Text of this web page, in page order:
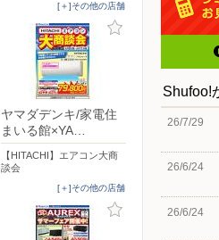
[＋]その他の店舗
ヤマダデンキ/家電住
まいる館×YA…
【HITACHI】エアコン大商
談会
[＋]その他の店舗
Shufoo!
26/7/29
26/6/24
26/6/24